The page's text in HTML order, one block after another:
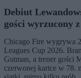
Debiut
gości wyrzucony
Chicago Fire wygrywa
Leagues Cup 2026.
Gutman, a trener gości
czerwonej kartce w 78.